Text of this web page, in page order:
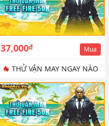
37,000đ Mua
THỬ VẬN MAY NGAY NÀO